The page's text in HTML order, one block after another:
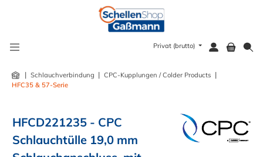
Privat (brutto)
| Schlauchverbindung | CPC-Kupplungen / Colder Products |
HFC35 & 57-Serie
HFCD221235 - CPC
Schlauchtülle 19,0 mm